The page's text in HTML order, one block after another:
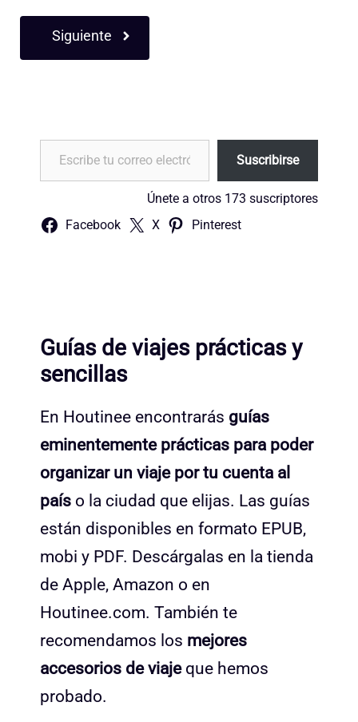
Siguiente
Escribe tu correo electrónico…
Suscribirse
Únete a otros 173 suscriptores
Facebook X Pinterest
Guías de viajes prácticas y
sencillas
En Houtinee encontrarás guías
eminentemente prácticas para poder
organizar un viaje por tu cuenta al
país o la ciudad que elijas. Las guías
están disponibles en formato EPUB,
mobi y PDF. Descárgalas en la tienda
de Apple, Amazon o en
Houtinee.com. También te
recomendamos los mejores
accesorios de viajeque hemos
probado.